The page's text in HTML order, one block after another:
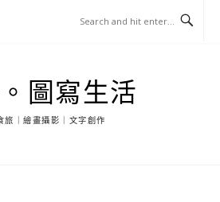
圖寫生活
旅｜繪畫攝影｜文字創作